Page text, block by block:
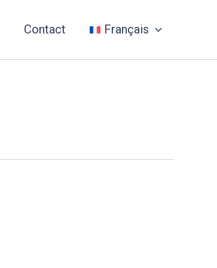
Contact Français